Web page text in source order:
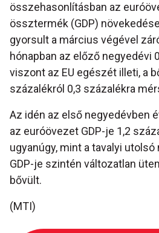
összehasonlításban az
össztermék (GDP)
gyorsult a március végével
hónapban az előző negyedévi
viszont az EU egészét illeti, a
százalékról 0,3 százalékra
Az idén az első negyedévben
az euróövezet GDP-je 1,2
ugyanúgy, mint a tavalyi utolsó
GDP-je szintén változatlan
bővült.
(MTI)